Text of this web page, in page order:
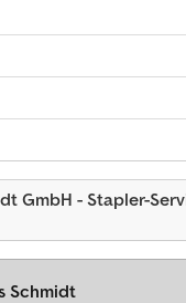
GmbH - Stapler-
Schmidt